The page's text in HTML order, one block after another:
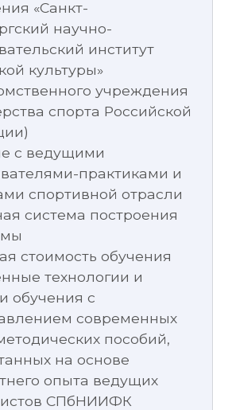
«Санкт-
научно-
институт
культуры»
учреждения
спорта Российской
с ведущими
практиками и
спортивной отрасли
система построения
стоимость обучения
технологии и
обучения с
современных
пособий,
на основе
опыта ведущих
СПбНИИФК